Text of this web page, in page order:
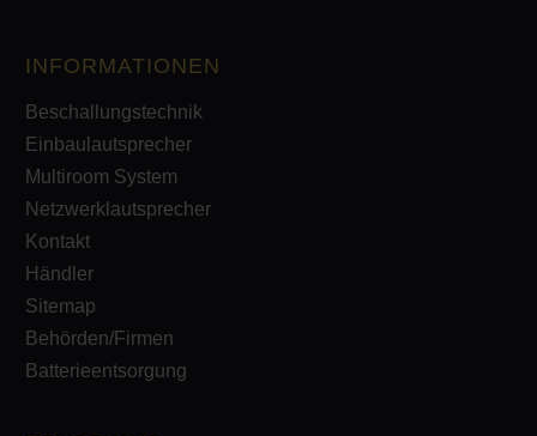
INFORMATIONEN
Beschallungstechnik
Einbaulautsprecher
Multiroom System
Netzwerklautsprecher
Kontakt
Händler
Sitemap
Behörden/Firmen
Batterieentsorgung